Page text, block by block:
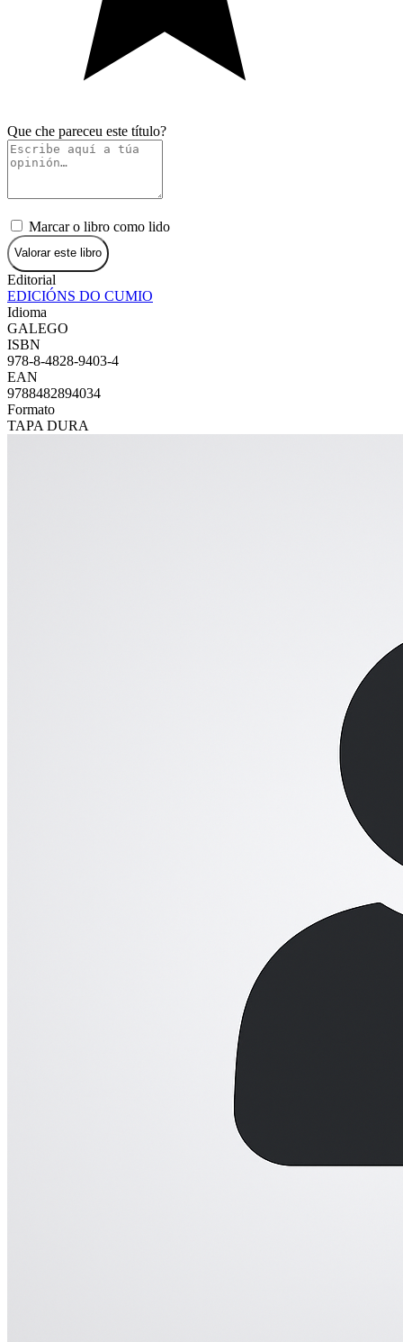
Que che pareceu este título?
Marcar o libro como lido
Valorar este libro
Editorial
EDICIÓNS DO CUMIO
Idioma
GALEGO
ISBN
978-8-4828-9403-4
EAN
9788482894034
Formato
TAPA DURA